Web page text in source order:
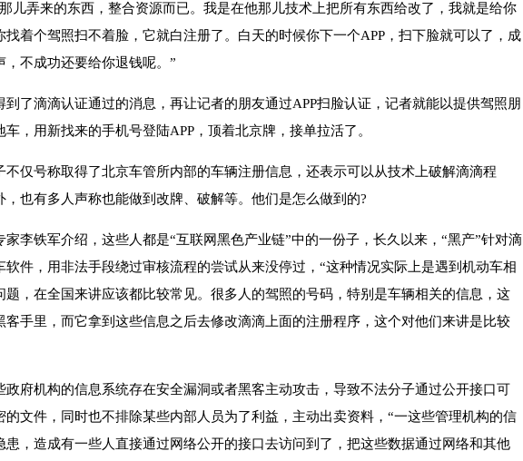
儿弄来的东西，整合资源而已。我是在他那儿技术上把所有东西给改了，我就是给你
找着个驾照扫不着脸，它就白注册了。白天的时候你下一个APP，扫下脸就可以了，成
，不成功还要给你退钱呢。”
到了滴滴认证通过的消息，再让记者的朋友通过APP扫脸认证，记者就能以提供驾照朋
，用新找来的手机号登陆APP，顶着北京牌，接单拉活了。
不仅号称取得了北京车管所内部的车辆注册信息，还表示可以从技术上破解滴滴程
，也有多人声称也能做到改牌、破解等。他们是怎么做到的?
家李铁军介绍，这些人都是“互联网黑色产业链”中的一份子，长久以来，“黑产”针对滴
软件，用非法手段绕过审核流程的尝试从来没停过，“这种情况实际上是遇到机动车相
题，在全国来讲应该都比较常见。很多人的驾照的号码，特别是车辆相关的信息，这
客手里，而它拿到这些信息之后去修改滴滴上面的注册程序，这个对他们来讲是比较
政府机构的信息系统存在安全漏洞或者黑客主动攻击，导致不法分子通过公开接口可
的文件，同时也不排除某些内部人员为了利益，主动出卖资料，“一这些管理机构的信
患，造成有一些人直接通过网络公开的接口去访问到了，把这些数据通过网络和其他